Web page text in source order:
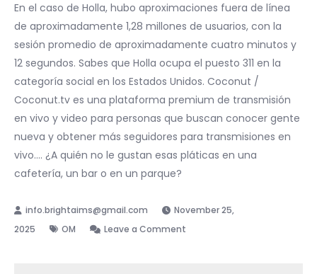
En el caso de Holla, hubo aproximaciones fuera de línea
de aproximadamente 1,28 millones de usuarios, con la
sesión promedio de aproximadamente cuatro minutos y
12 segundos. Sabes que Holla ocupa el puesto 311 en la
categoría social en los Estados Unidos. Coconut /
Coconut.tv es una plataforma premium de transmisión
en vivo y video para personas que buscan conocer gente
nueva y obtener más seguidores para transmisiones en
vivo…. ¿A quién no le gustan esas pláticas en una
cafetería, un bar o en un parque?
November 25,
2025
OM Leave a Comment